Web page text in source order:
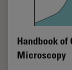
Handbook
Microscopy